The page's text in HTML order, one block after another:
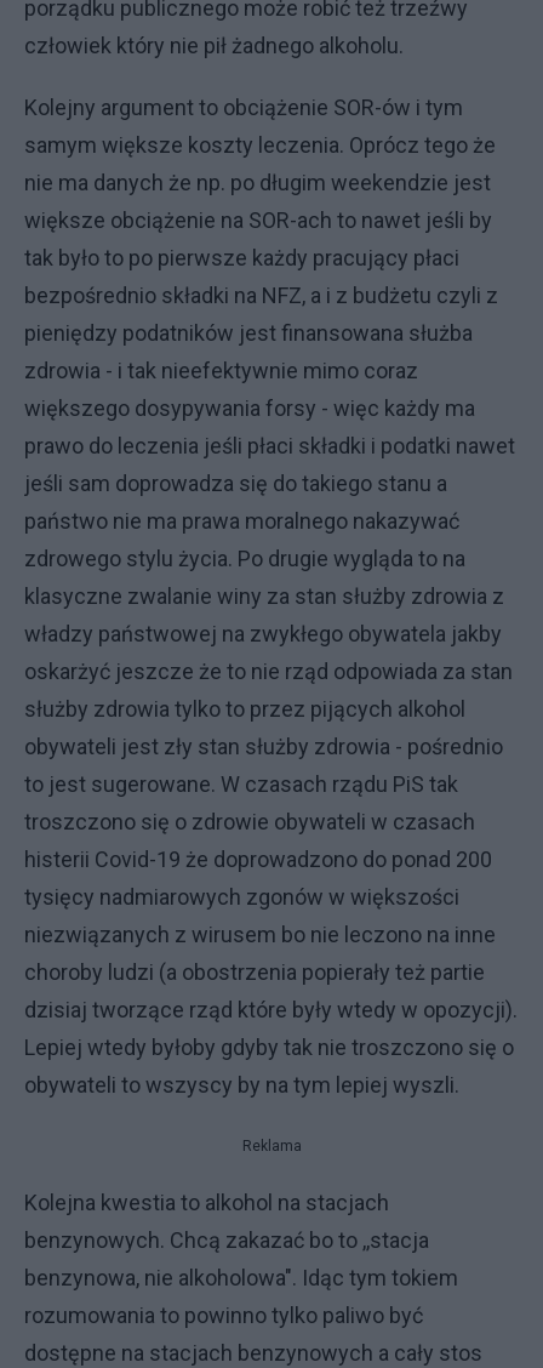
porządku publicznego może robić też trzeźwy
człowiek który nie pił żadnego alkoholu.
Kolejny argument to obciążenie SOR-ów i tym
samym większe koszty leczenia. Oprócz tego że
nie ma danych że np. po długim weekendzie jest
większe obciążenie na SOR-ach to nawet jeśli by
tak było to po pierwsze każdy pracujący płaci
bezpośrednio składki na NFZ, a i z budżetu czyli z
pieniędzy podatników jest finansowana służba
zdrowia - i tak nieefektywnie mimo coraz
większego dosypywania forsy - więc każdy ma
prawo do leczenia jeśli płaci składki i podatki nawet
jeśli sam doprowadza się do takiego stanu a
państwo nie ma prawa moralnego nakazywać
zdrowego stylu życia. Po drugie wygląda to na
klasyczne zwalanie winy za stan służby zdrowia z
władzy państwowej na zwykłego obywatela jakby
oskarżyć jeszcze że to nie rząd odpowiada za stan
służby zdrowia tylko to przez pijących alkohol
obywateli jest zły stan służby zdrowia - pośrednio
to jest sugerowane. W czasach rządu PiS tak
troszczono się o zdrowie obywateli w czasach
histerii Covid-19 że doprowadzono do ponad 200
tysięcy nadmiarowych zgonów w większości
niezwiązanych z wirusem bo nie leczono na inne
choroby ludzi (a obostrzenia popierały też partie
dzisiaj tworzące rząd które były wtedy w opozycji).
Lepiej wtedy byłoby gdyby tak nie troszczono się o
obywateli to wszyscy by na tym lepiej wyszli.
Reklama
Kolejna kwestia to alkohol na stacjach
benzynowych. Chcą zakazać bo to ,,stacja
benzynowa, nie alkoholowa". Idąc tym tokiem
rozumowania to powinno tylko paliwo być
dostępne na stacjach benzynowych a cały stos